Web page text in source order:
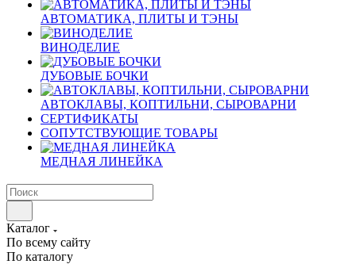
АВТОМАТИКА, ПЛИТЫ И ТЭНЫ
ВИНОДЕЛИЕ
ДУБОВЫЕ БОЧКИ
АВТОКЛАВЫ, КОПТИЛЬНИ, СЫРОВАРНИ
СЕРТИФИКАТЫ
СОПУТСТВУЮЩИЕ ТОВАРЫ
МЕДНАЯ ЛИНЕЙКА
Каталог
По всему сайту
По каталогу